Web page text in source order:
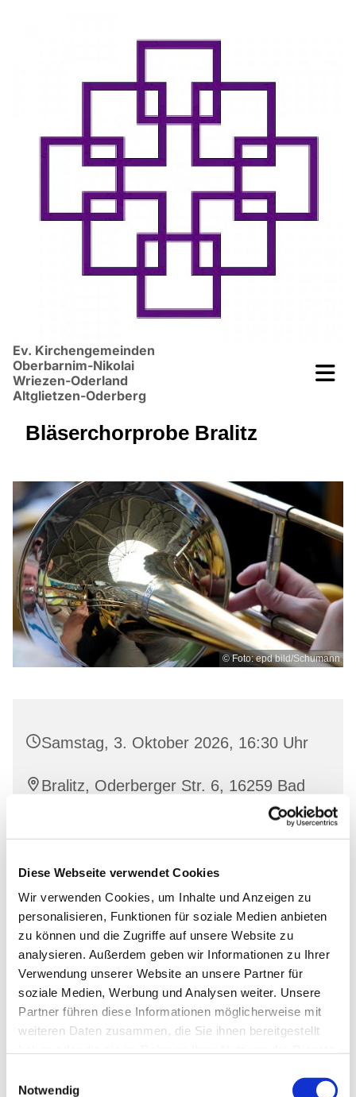
Diese Webseite verwendet Cookies
Wir verwenden Cookies, um Inhalte und Anzeigen zu
personalisieren, Funktionen für soziale Medien anbieten
zu können und die Zugriffe auf unsere Website zu
analysieren. Außerdem geben wir Informationen zu Ihrer
Verwendung unserer Website an unsere Partner für
soziale Medien, Werbung und Analysen weiter. Unsere
Partner führen diese Informationen möglicherweise mit
weiteren Daten zusammen, die Sie ihnen bereitgestellt
Notwendig
Ev. Kirchengemeinden
Oberbarnim-Nikolai
Wriezen-Oderland
Altglietzen-Oderberg
Bläserchorprobe Bralitz
© Foto: epd bild/Schumann
Samstag, 3. Oktober 2026, 16:30 Uhr
Bralitz, Oderberger Str. 6, 16259 Bad
Interessierte sind herzlich willkommen!